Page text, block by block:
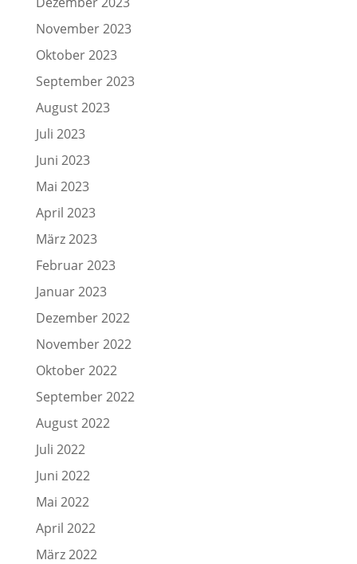
November 2023
Oktober 2023
September 2023
August 2023
Juli 2023
Juni 2023
Mai 2023
April 2023
März 2023
Februar 2023
Januar 2023
Dezember 2022
November 2022
Oktober 2022
September 2022
August 2022
Juli 2022
Juni 2022
Mai 2022
April 2022
März 2022